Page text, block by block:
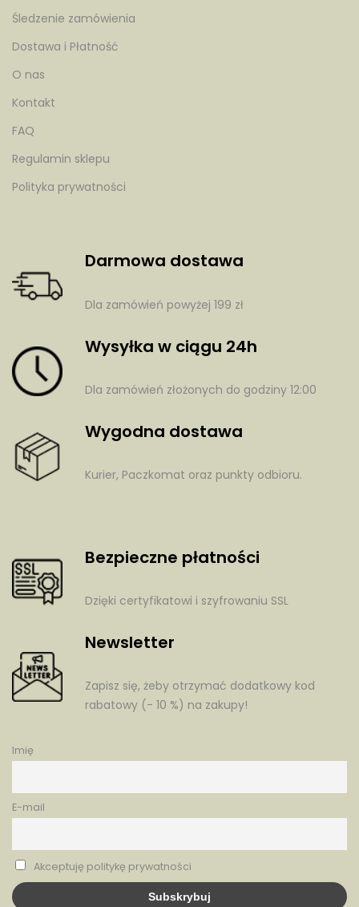
Śledzenie zamówienia
Dostawa i Płatność
O nas
Kontakt
FAQ
Regulamin sklepu
Polityka prywatności
Darmowa dostawa
Dla zamówień powyżej 199 zł
Wysyłka w ciągu 24h
Dla zamówień złożonych do godziny 12:00
Wygodna dostawa
Kurier, Paczkomat oraz punkty odbioru.
Bezpieczne płatności
Dzięki certyfikatowi i szyfrowaniu SSL
Newsletter
Zapisz się, żeby otrzymać dodatkowy kod
rabatowy (- 10 %) na zakupy!
Imię
E-mail
Akceptuję politykę prywatności